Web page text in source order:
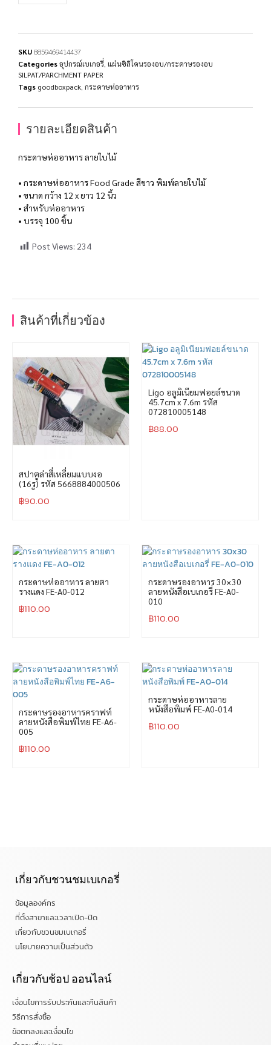
SKU8859469414437
Categoriesอุปกรณ์เบเกอรี่ แผ่นซิลิโคนรองอบ/กระดาษรองอบ
SILPAT/PARCHMENT PAPER
Tags goodboxpack กระดาษห่ออาหาร
รายละเอียดสินค้า
กระดาษห่ออาหาร ลายใบไม้
• กระดาษห่ออาหาร Food Grade สีขาว พิมพ์ลายใบไม้
• ขนาด กว้าง 12 x ยาว 12 นิ้ว
• สำหรับห่ออาหาร
• บรรจุ 100 ชิ้น
Post Views: 234
สินค้าที่เกี่ยวข้อง
สปาตูล่าสี่เหลี่ยมแบบงอ
(16รู) รหัส 5668884000506
฿90.00
Ligo อลูมิเนียมฟอยล์ขนาด
45.7cm x 7.6m รหัส
072810005148
฿88.00
กระดาษห่ออาหาร ลายตา
รางแดง FE-A0-012
฿110.00
กระดาษรองอาหาร 30×30
ลายหนังสือเบเกอรี่ FE-A0-
010
฿110.00
กระดาษรองอาหารคราฟท์
ลายหนังสือพิมพ์ไทย FE-A6-
005
฿110.00
กระดาษห่ออาหารลาย
หนังสือพิมพ์ FE-A0-014
฿110.00
เกี่ยวกับชวนชมเบเกอรี่
ข้อมูลองค์กร
ที่ตั้งสาขาและเวลาเปิด-ปิด
เกี่ยวกับชวนชมเบเกอรี่
นโยบายความเป็นส่วนตัว
เกี่ยวกับช้อป ออนไลน์
เงื่อนไขการรับประกันและคืนสินค้า
วิธีการสั่งซื้อ
ข้อตกลงและเงื่อนไข